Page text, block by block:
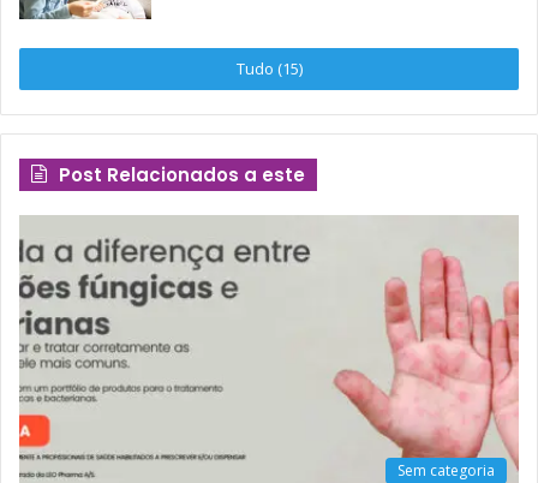
Tudo (15)
Post Relacionados a este
Sem categoria